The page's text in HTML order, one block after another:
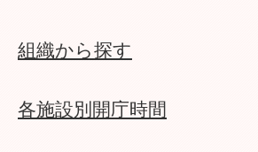
組織から探す
各施設別開庁時間